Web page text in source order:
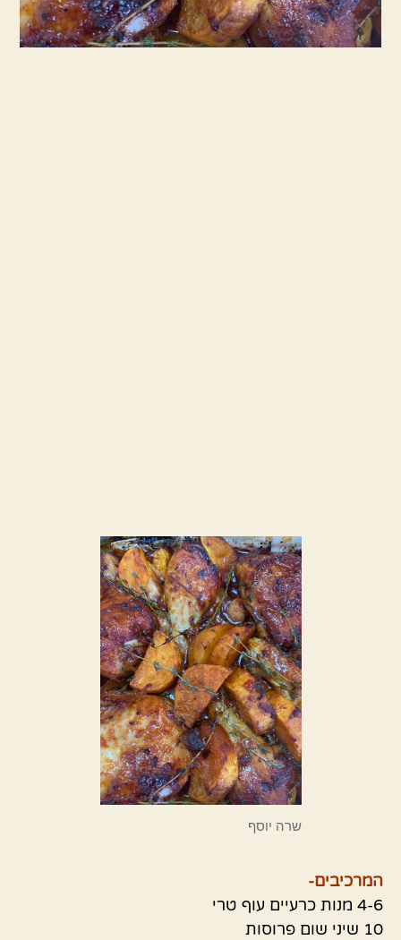
שרה יוסף
המרכיבים-
4-6 מנות כרעיים עוף טרי
10 שיני שום פרוסות